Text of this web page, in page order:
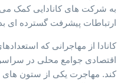
به شرکت های کانادایی کمک
ارتباطات پیشرفت گسترده ای
کانادا از مهاجرانی که
اقتصادی جوامع محلی در
کند. مهاجرت یکی از ستون